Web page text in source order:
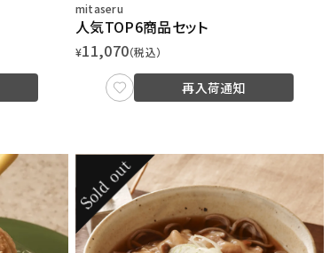
mitaseru
人気TOP6商品セット
¥11,070（税込）
再入荷通知